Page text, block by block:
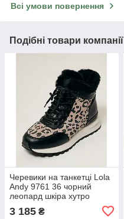
Всі умови повернення
Подібні товари компанії
Черевики на танкетці Lola
Andy 9761 36 чорний
леопард шкіра хутро
3 185 ₴